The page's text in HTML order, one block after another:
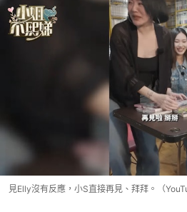
見Elly沒有反應，小S直接再見、拜拜。（